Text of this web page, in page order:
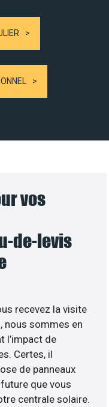
vos
de-levis
recevez la visite
nous sommes en
l’impact de
Certes, il
de panneaux
que vous
centrale solaire.